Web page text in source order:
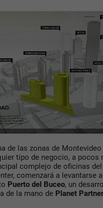
de las zonas de
tipo de negocio, a pocos
complejo de oficinas
comenzará a levantarse
Puerto del Buceo, un
de la mano de Planet